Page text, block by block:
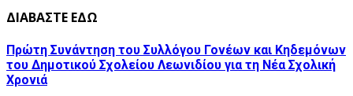
ΔΙΑΒΑΣΤΕ ΕΔΩ
Πρώτη Συνάντηση του Συλλόγου Γονέων και Κηδεμόνων
του Δημοτικού Σχολείου Λεωνιδίου για τη Νέα Σχολική
Χρονιά